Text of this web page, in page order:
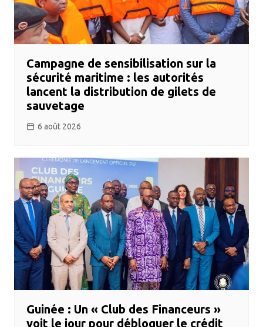
Campagne de sensibilisation sur la
sécurité maritime : les autorités
lancent la distribution de gilets de
sauvetage
6 août 2026
Guinée : Un « Club des Financeurs »
voit le jour pour débloquer le crédit